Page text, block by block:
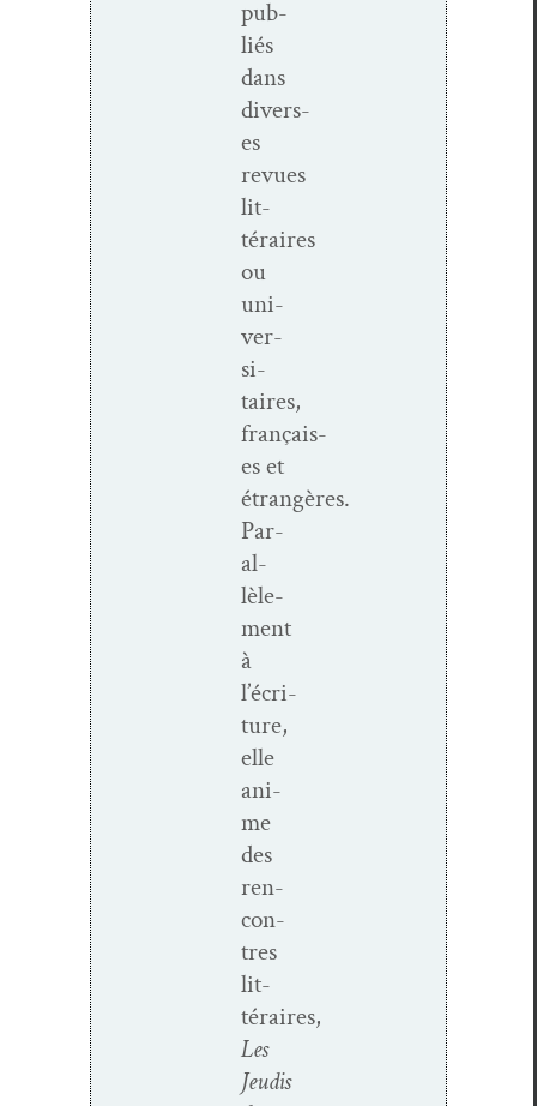
pub­
liés
dans
divers­
es
revues
lit­
téraires
ou
uni­
ver­
si­
taires,
français­
es et
étrangères.
Par­
al­
lèle­
ment
à
l’écri­
t­ure,
elle
ani­
me
des
ren­
con­
tres
lit­
téraires,
Les
Jeud­is